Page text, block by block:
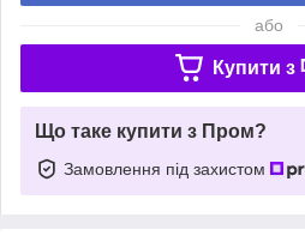
або
Купити з
Що таке купити з Пром?
Замовлення під захистом